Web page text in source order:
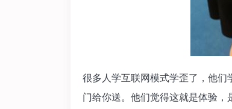
很多人学互联网模式学歪了，他
门给你送。他们觉得这就是体验